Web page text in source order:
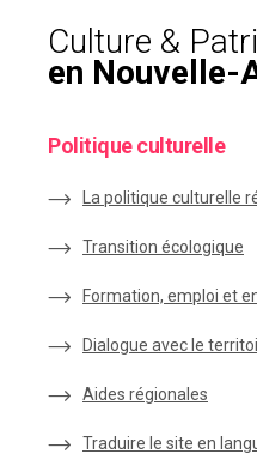
Culture &
en Nouvelle-
Politique culturelle
La politique culturelle
Transition écologique
Formation, emploi et
Dialogue avec le
Aides régionales
Traduire le site en